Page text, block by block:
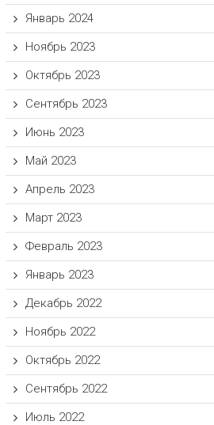
Январь 2024
Ноябрь 2023
Октябрь 2023
Сентябрь 2023
Июнь 2023
Май 2023
Апрель 2023
Март 2023
Февраль 2023
Январь 2023
Декабрь 2022
Ноябрь 2022
Октябрь 2022
Сентябрь 2022
Июль 2022